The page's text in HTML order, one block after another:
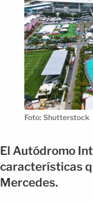
Foto: Shutterstock
El Autódromo
características
Mercedes.